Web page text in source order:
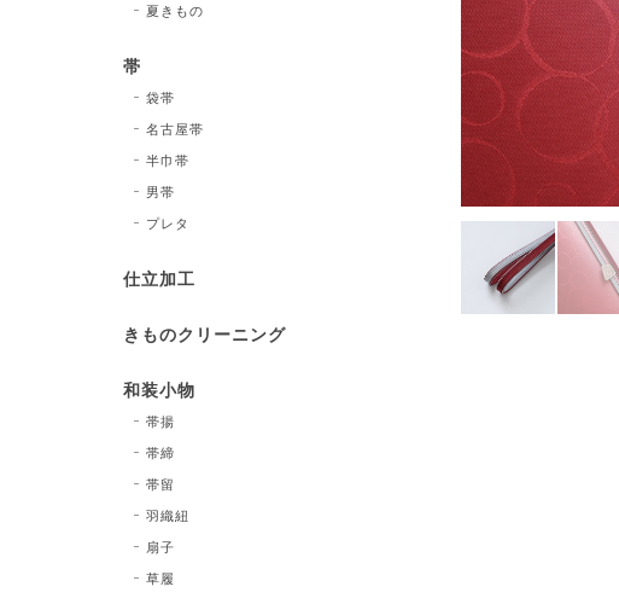
夏きもの
帯
袋帯
名古屋帯
半巾帯
男帯
プレタ
仕立加工
きものクリーニング
和装小物
帯揚
帯締
帯留
羽織紐
扇子
草履